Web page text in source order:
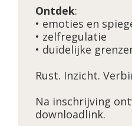
Ontdek:
• emoties en
• zelfregulatie
• duidelijke
Rust. Inzicht.
Na inschrijving
downloadlink.